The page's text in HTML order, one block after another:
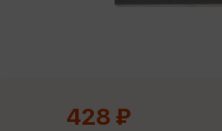
428 ₽